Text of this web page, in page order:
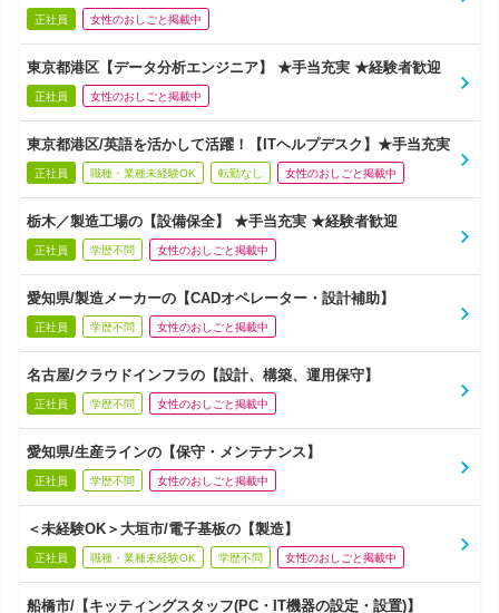
正社員 女性のおしごと掲載中
東京都港区【データ分析エンジニア】 ★手当充実 ★経験者歓迎
正社員 女性のおしごと掲載中
東京都港区/英語を活かして活躍！【ITヘルプデスク】★手当充実
正社員 職種・業種未経験OK 転勤なし 女性のおしごと掲載中
栃木／製造工場の【設備保全】 ★手当充実 ★経験者歓迎
正社員 学歴不問 女性のおしごと掲載中
愛知県/製造メーカーの【CADオペレーター・設計補助】
正社員 学歴不問 女性のおしごと掲載中
名古屋/クラウドインフラの【設計、構築、運用保守】
正社員 学歴不問 女性のおしごと掲載中
愛知県/生産ラインの【保守・メンテナンス】
正社員 学歴不問 女性のおしごと掲載中
＜未経験OK＞大垣市/電子基板の【製造】
正社員 職種・業種未経験OK 学歴不問 女性のおしごと掲載中
船橋市/【キッティングスタッフ(PC・IT機器の設定・設置)】